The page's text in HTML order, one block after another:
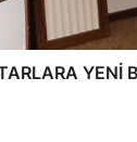
YENİ